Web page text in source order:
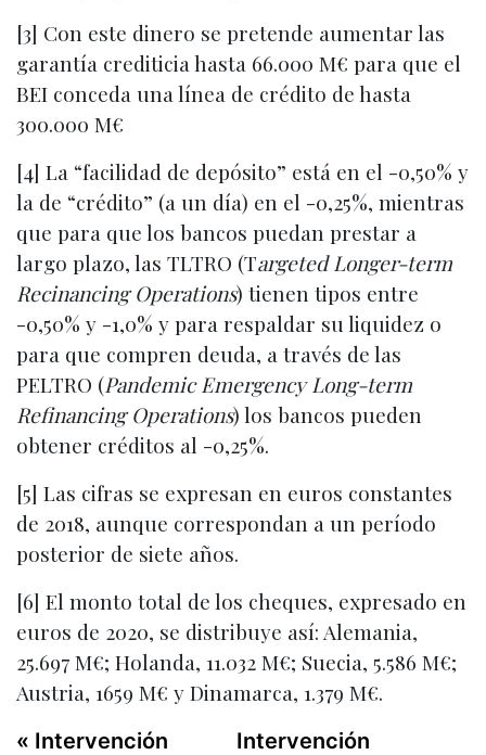
[3] Con este dinero se pretende aumentar las
garantía crediticia hasta 66.000 M€ para que el
BEI conceda una línea de crédito de hasta
300.000 M€
[4] La “facilidad de depósito” está en el -0,50% y
la de “crédito” (a un día) en el -0,25%, mientras
que para que los bancos puedan prestar a
largo plazo, las TLTRO (Targeted Longer-term
Recinancing Operations) tienen tipos entre
-0,50% y -1,0% y para respaldar su liquidez o
para que compren deuda, a través de las
PELTRO (Pandemic Emergency Long-term
Refinancing Operations) los bancos pueden
obtener créditos al -0,25%.
[5] Las cifras se expresan en euros constantes
de 2018, aunque correspondan a un período
posterior de siete años.
[6] El monto total de los cheques, expresado en
euros de 2020, se distribuye así: Alemania,
25.697 M€; Holanda, 11.032 M€; Suecia, 5.586 M€;
Austria, 1659 M€ y Dinamarca, 1.379 M€.
« Intervención
Intervención